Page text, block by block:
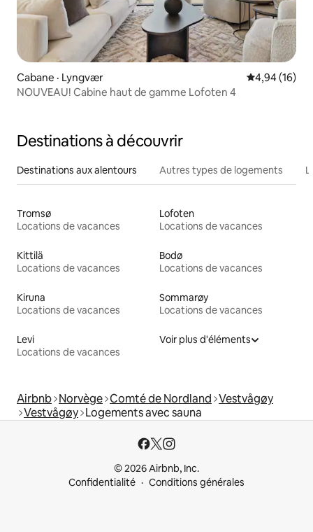
Cabane · Lyngvær Note
4,94 (16)
NOUVEAU! Cabine haut de gamme Lofoten 4
Destinations à découvrir
Destinations aux alentours Autres types de logements
Tromsø
Locations de vacances
Lofoten
Locations de vacances
Kittilä
Locations de vacances
Bodø
Locations de vacances
Kiruna
Locations de vacances
Sommarøy
Locations de vacances
Levi
Locations de vacances
Voir plus d'éléments
Airbnb Norvège Comté de Nordland Vestvågøy
Vestvågøy Logements avec sauna
© 2026 Airbnb, Inc.
Confidentialité
Conditions générales